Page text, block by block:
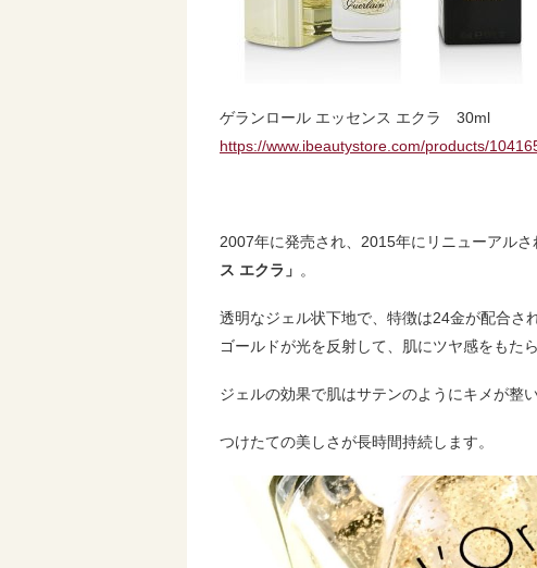
ゲランロール エッセンス エクラ 30ml
https://www.ibeautystore.com/products/
2007年に発売され、2015年にリニューアルさ
ス エクラ」 。
透明なジェル状下地で、特徴は24金が配合さ
ゴールドが光を反射して、肌にツヤ感をもたら
ジェルの効果で肌はサテンのようにキメが整
つけたての美しさが長時間持続します。